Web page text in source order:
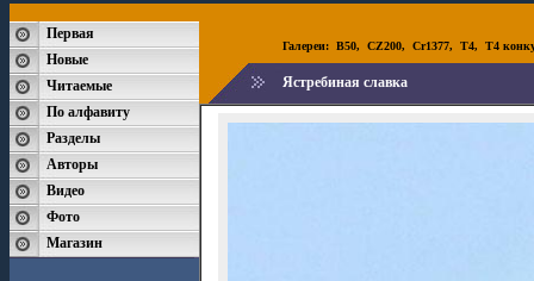
Первая
Новые
Читаемые
По алфавиту
Разделы
Авторы
Видео
Фото
Магазин
Галереи: B50, CZ200, Cr1377, T4, T4
Ястребиная славка